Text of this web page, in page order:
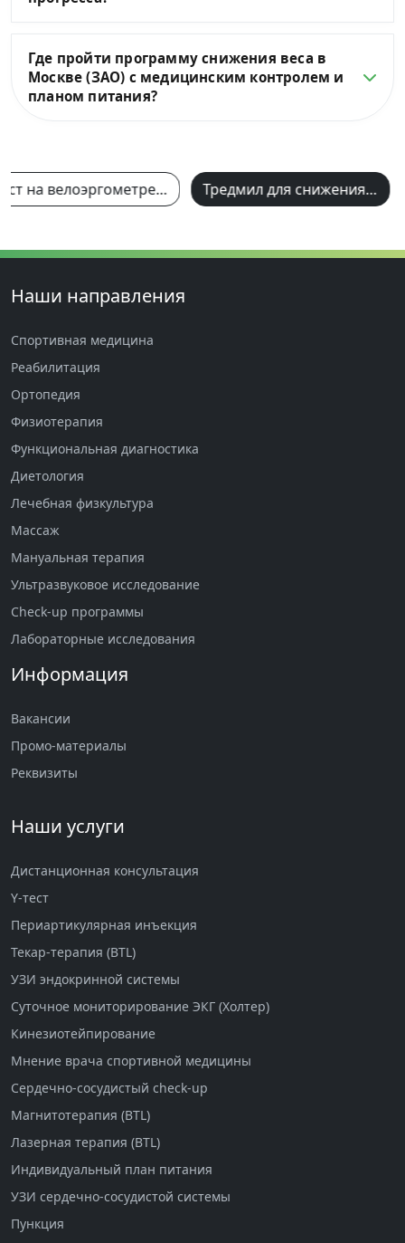
Где пройти программу снижения веса в
Москве (ЗАО) с медицинским контролем и
планом питания?
Тест на велоэргометре + газоанализ + лактат Тредмил для снижения веса
Наши направления
Спортивная медицина
Реабилитация
Ортопедия
Физиотерапия
Функциональная диагностика
Диетология
Лечебная физкультура
Массаж
Мануальная терапия
Ультразвуковое исследование
Check-up программы
Лабораторные исследования
Информация
Вакансии
Промо-материалы
Реквизиты
Наши услуги
Дистанционная консультация
Y-тест
Периартикулярная инъекция
Текар-терапия (BTL)
УЗИ эндокринной системы
Суточное мониторирование ЭКГ (Холтер)
Кинезиотейпирование
Мнение врача спортивной медицины
Сердечно-сосудистый check-up
Магнитотерапия (BTL)
Лазерная терапия (BTL)
Индивидуальный план питания
УЗИ сердечно-сосудистой системы
Пункция